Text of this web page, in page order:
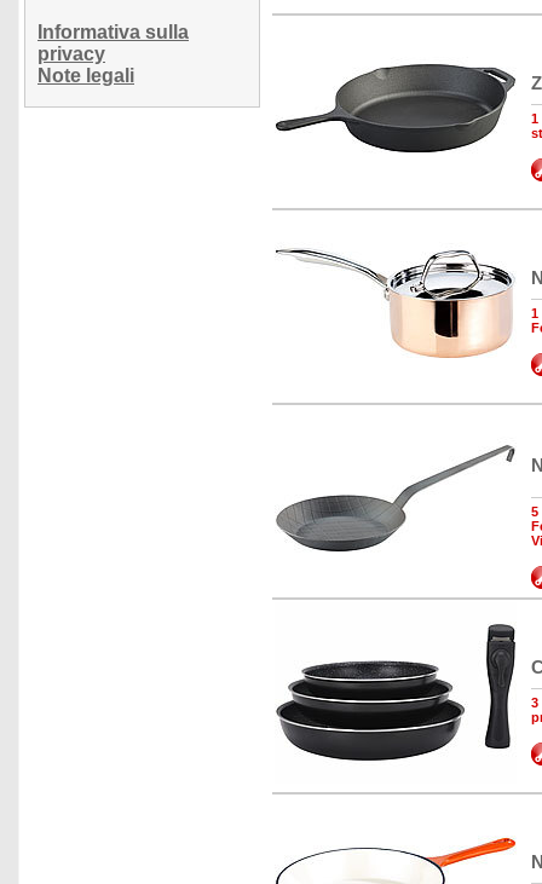
Informativa sulla
privacy
Note legali
1
1
5
3